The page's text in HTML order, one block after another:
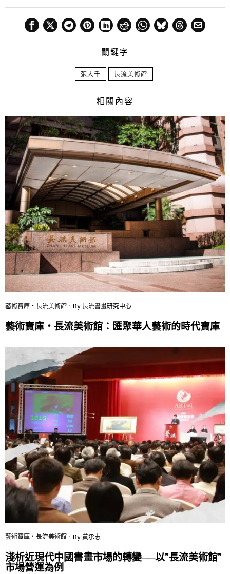
關鍵字
張大千 長流美術館
相關內容
藝術寶庫・長流美術館 By 長流書畫研究中心
藝術寶庫・長流美術館：匯聚華人藝術的時代寶庫
藝術寶庫・長流美術館 By 黃承志
淺析近現代中國書畫市場的轉變──以”長流美術館”
市場營運為例